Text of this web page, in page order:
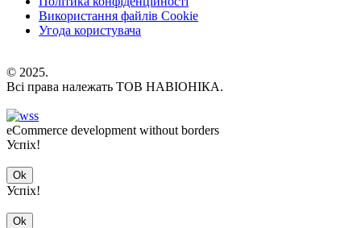
Використання файлів Cookie
Угода користувача
© 2025.
Всі права належать ТОВ НАВІОНІКА.
eCommerce development without borders
Успіх!
Ok
Успіх!
Ok